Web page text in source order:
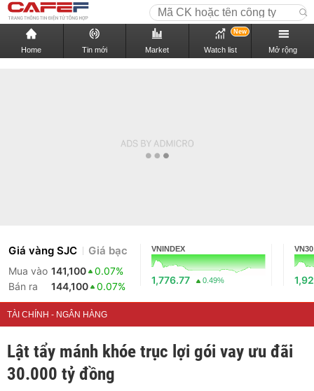
Home Tin mới Market Watch list
New
Mở rộng
Giá vàng SJC Giá bạc
Mua vào 141,100
0.07%
Bán ra
144,100 0.07%
VNINDEX
1,776.77 0.49%
VN30
TÀI CHÍNH - NGÂN HÀNG
Lật tẩy mánh khóe trục lợi gói vay ưu đãi
30.000 tỷ đồng